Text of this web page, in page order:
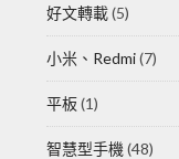
好文轉載(5)
小米、Redmi(7)
平板(1)
智慧型手機 (48)